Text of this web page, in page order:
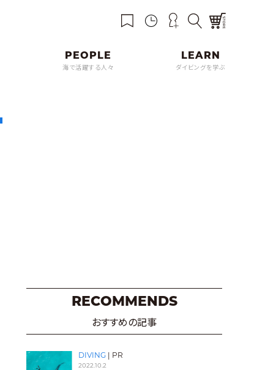
海で活躍する人々 ダイビングを学ぶ
RECOMMENDS
おすすめの記事
DIVING | PR
2022.10.2